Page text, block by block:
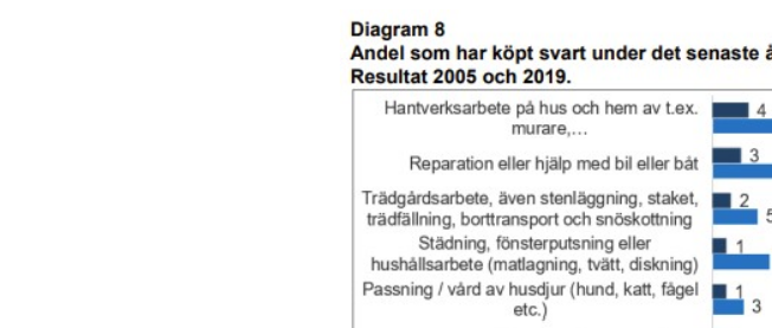
Avtal löner